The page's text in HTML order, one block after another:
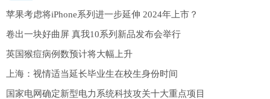
苹果考虑将iPhone系列进一步延伸 2024年上市？
卷出一块好曲屏 真我10系列新品发布会举行
英国猴痘病例数预计将大幅上升
上海：视情适当延长毕业生在校生身份时间
国家电网确定新型电力系统科技攻关十大重点项目